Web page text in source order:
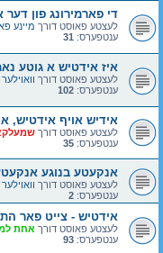
די פארמירונג פון
לעצטע פאוסט דורך מיינע
ענטפערס: 31
איז אידטיש א גוטע
לעצטע פאוסט דורך וואוילער
ענטפערס: 102
אידיש אויף אידטיש,
לעצטע פאוסט דורך
ענטפערס: 35
אנקעטע בנוגע
לעצטע פאוסט דורך וואוילער
ענטפערס: 2
אידטיש - צייט פאר
לעצטע פאוסט דורך אחת
ענטפערס: 93